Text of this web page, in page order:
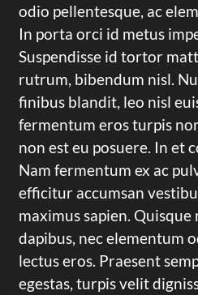
odio pellentesque, ac
In porta orci id metus
Suspendisse id tortor
rutrum, bibendum nisl.
finibus blandit, leo nisl
fermentum eros turpis
non est eu posuere. In et
Nam fermentum ex ac
efficitur accumsan
maximus sapien.
dapibus, nec elementum
lectus eros. Praesent
egestas, turpis velit